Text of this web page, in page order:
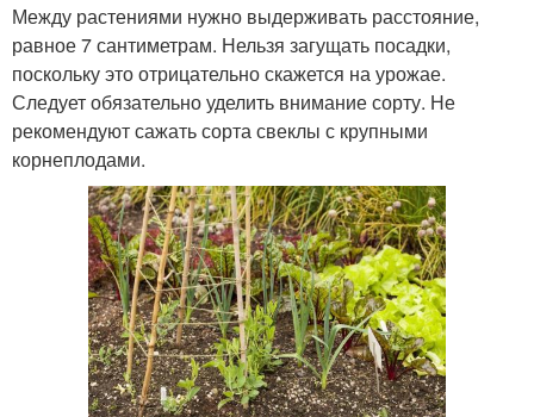
Между растениями нужно выдерживать расстояние,
равное 7 сантиметрам. Нельзя загущать посадки,
поскольку это отрицательно скажется на урожае.
Следует обязательно уделить внимание сорту. Не
рекомендуют сажать сорта свеклы с крупными
корнеплодами.